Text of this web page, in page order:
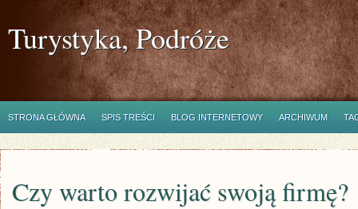
Turystyka, Podróże
STRONA GŁÓWNA SPIS TREŚCI BLOG INTERNETOWY ARCHIWUM
Czy warto rozwijać swoją firmę?